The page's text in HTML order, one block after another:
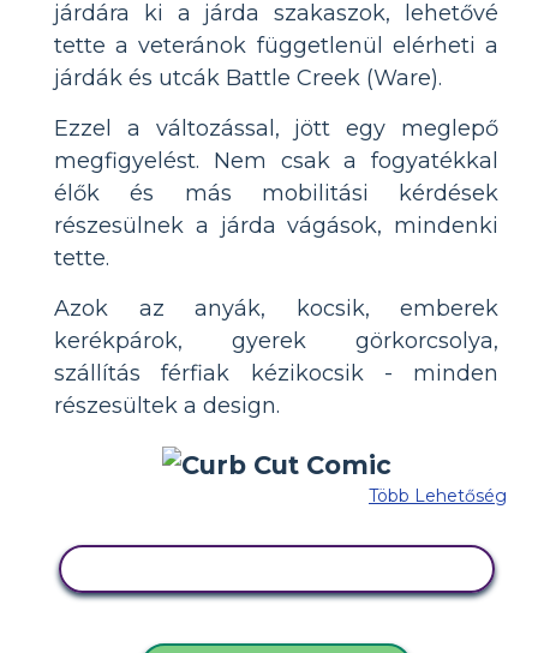
járdára ki a járda szakaszok, lehetővé
tette a veteránok függetlenül elérheti a
járdák és utcák Battle Creek (Ware).
Ezzel a változással, jött egy meglepő
megfigyelést. Nem csak a fogyatékkal
élők és más mobilitási kérdések
részesülnek a járda vágások, mindenki
tette.
Azok az anyák, kocsik, emberek
kerékpárok, gyerek görkorcsolya,
szállítás férfiak kézikocsik - minden
részesültek a design.
Több Lehetőség